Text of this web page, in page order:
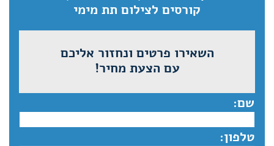
קורסים לצילום תת מימי
השאירו פרטים ונחזור אליכם
עם הצעת מחיר!
שם:
טלפון: